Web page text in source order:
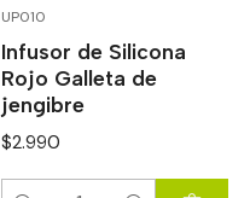
UP010
Infusor de Silicona
Rojo Galleta de
jengibre
$2.990